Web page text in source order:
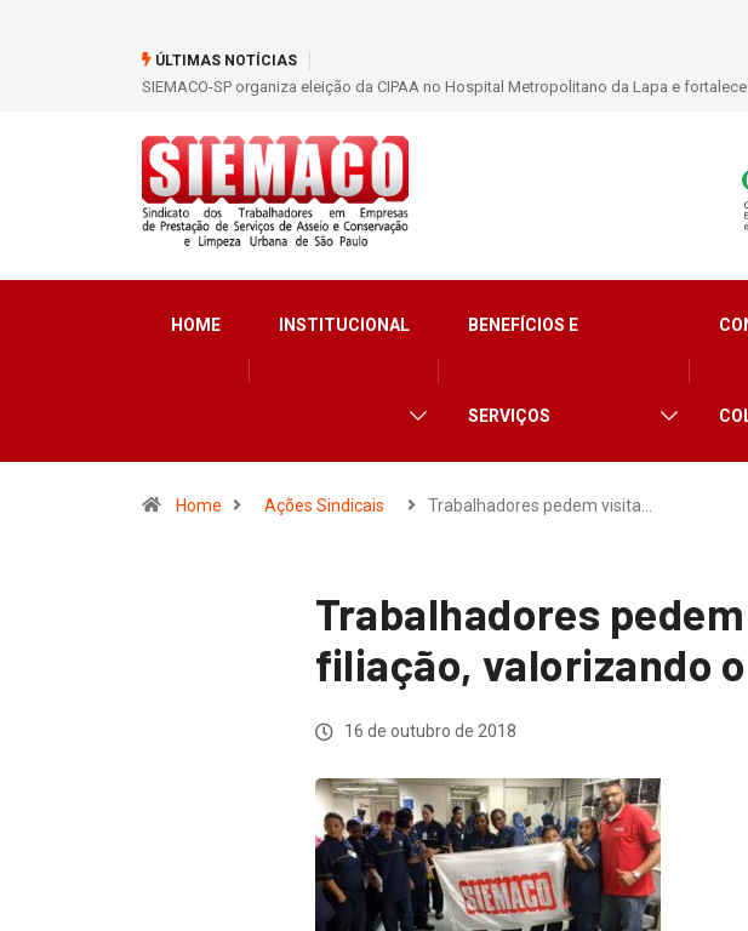
ÚLTIMAS NOTÍCIAS
SIEMACO-SP organiza eleição da CIPAA no Hospital Metropolitano da Lapa e
HOME INSTITUCIONAL BENEFÍCIOS E
SERVIÇOS
Home Ações Sindicais Trabalhadores pedem visita…
Trabalhadores
filiação, valorizando
16 de outubro de 2018